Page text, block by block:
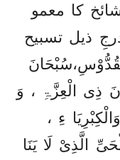
کا معمو
ذیل تسبیح
ذِی الْعِزَّۃِ ، وَ
ءِ ،
الَّذِیْ لَا یَنَا